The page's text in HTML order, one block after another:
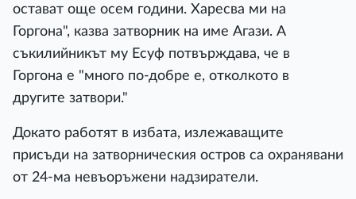
остават още осем години. Харесва ми на
Горгона", казва затворник на име Агази. А
съкилийникът му Есуф потвърждава, че в
Горгона е "много по-добре е, отколкото в
другите затвори."
Докато работят в избата, излежаващите
присъди на затворническия остров са охранявани
от 24-ма невъоръжени надзиратели.